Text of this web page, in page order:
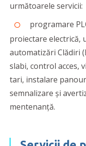
următoarele servicii:
programare
proiectare electrică,
automatizări Clădiri
slabi, control acces,
tari, instalare
semnalizare şi
mentenanţă.